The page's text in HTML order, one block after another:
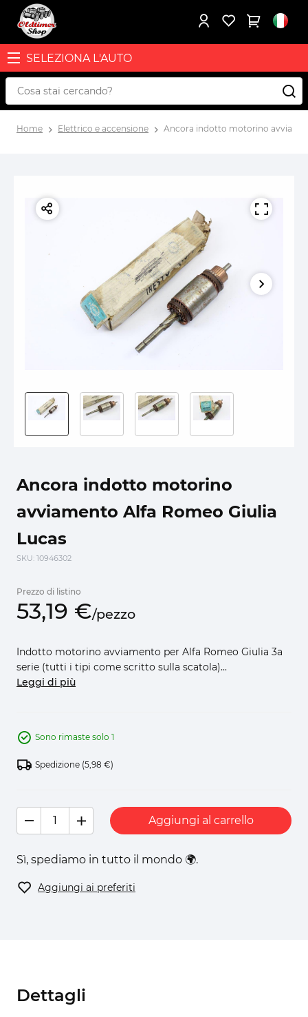
SELEZIONA L'AUTO
Home Elettrico e accensione Ancora indotto motorino
Ancora indotto motorino
avviamento Alfa Romeo Giulia
Lucas
SKU: 10946302
Prezzo di listino
53,19 €/pezzo
Indotto motorino avviamento per Alfa Romeo Giulia 3a
serie (tutti i tipi come scritto sulla scatola)...
Leggi di più
Sono rimaste solo 1
Spedizione (5,98 €)
Aggiungi al carrello
Sì, spediamo in tutto il mondo 🌍.
Aggiungi ai preferiti
Dettagli